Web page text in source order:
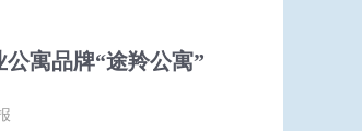
寓品牌“途羚公寓”